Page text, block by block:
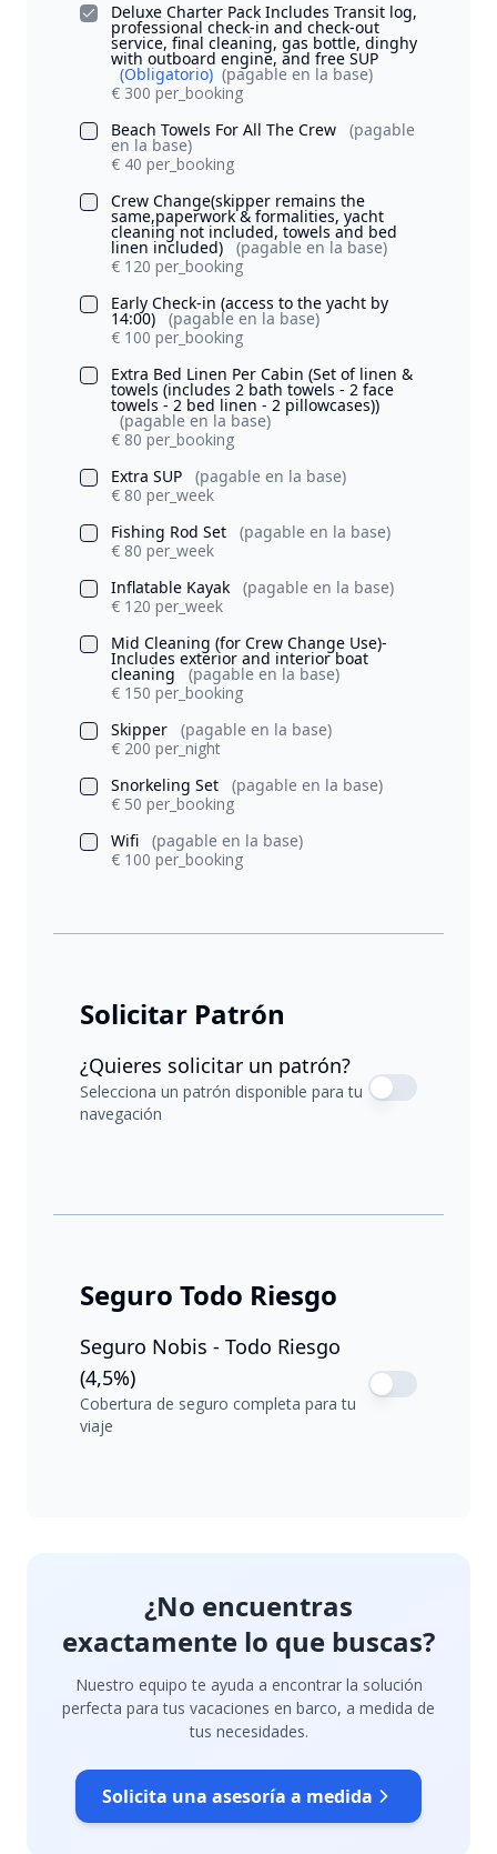
Deluxe Charter Pack Includes Transit log,
professional check-in and check-out
service, final cleaning, gas bottle, dinghy
with outboard engine, and free SUP
(Obligatorio) (pagable en la base)
€ 300 per_booking
Beach Towels For All The Crew
(pagable
en la base)
€ 40 per_booking
Crew Change(skipper remains the
same,paperwork & formalities, yacht
cleaning not included, towels and bed
linen included)
(pagable en la base)
€ 120 per_booking
Early Check-in (access to the yacht by
14:00)
(pagable en la base)
€ 100 per_booking
Extra Bed Linen Per Cabin (Set of linen &
towels (includes 2 bath towels - 2 face
towels - 2 bed linen - 2 pillowcases))
(pagable en la base)
€ 80 per_booking
Extra SUP
(pagable en la base)
€ 80 per_week
Fishing Rod Set
(pagable en la base)
€ 80 per_week
Inflatable Kayak
(pagable en la base)
€ 120 per_week
Mid Cleaning (for Crew Change Use)-
Includes exterior and interior boat
cleaning
(pagable en la base)
€ 150 per_booking
Skipper
(pagable en la base)
€ 200 per_night
Snorkeling Set
(pagable en la base)
€ 50 per_booking
Wifi
(pagable en la base)
€ 100 per_booking
Solicitar Patrón
¿Quieres solicitar un patrón?
Selecciona un patrón disponible para tu
navegación
Seguro Todo Riesgo
Seguro Nobis - Todo Riesgo
(4,5%)
Cobertura de seguro completa para tu
viaje
¿No encuentras
exactamente lo que buscas?
Nuestro equipo te ayuda a encontrar la solución
perfecta para tus vacaciones en barco, a medida de
tus necesidades.
Solicita una asesoría a medida